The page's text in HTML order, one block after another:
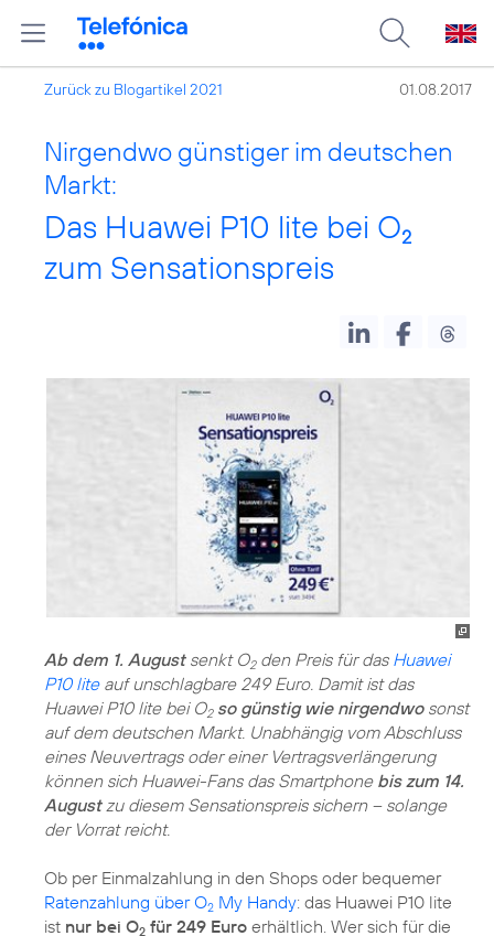
Zurück zu Blogartikel 2021 01.08.2017
Nirgendwo günstiger im deutschen
Markt:
Das Huawei P10 lite bei O2
zum Sensationspreis
Ab dem 1. Augustsenkt O2den Preis für das Huawei
P10 liteauf unschlagbare 249 Euro. Damit ist das
Huawei P10 lite bei O2 so günstig wie nirgendwosonst
auf dem deutschen Markt. Unabhängig vom Abschluss
eines Neuvertrags oder einer Vertragsverlängerung
können sich Huawei-Fans das Smartphone bis zum 14.
Augustzu diesem Sensationspreis sichern – solange
der Vorrat reicht.
Ob per Einmalzahlung in den Shops oder bequemer
Ratenzahlung über O2 My Handy: das Huawei P10 lite
ist nur bei O2 für 249 Euro erhältlich. Wer sich für die